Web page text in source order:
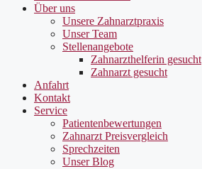
Über uns
Unsere Zahnarztpraxis
Unser Team
Stellenangebote
Zahnarzthelferin gesucht
Zahnarzt gesucht
Anfahrt
Kontakt
Service
Patientenbewertungen
Zahnarzt Preisvergleich
Sprechzeiten
Unser Blog